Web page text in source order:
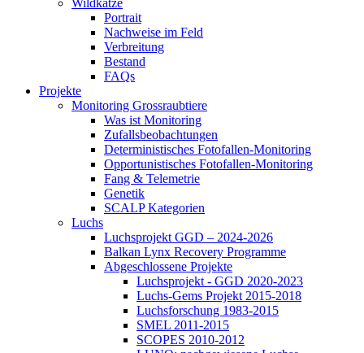
Wildkatze
Portrait
Nachweise im Feld
Verbreitung
Bestand
FAQs
Projekte
Monitoring Grossraubtiere
Was ist Monitoring
Zufallsbeobachtungen
Deterministisches Fotofallen-Monitoring
Opportunistisches Fotofallen-Monitoring
Fang & Telemetrie
Genetik
SCALP Kategorien
Luchs
Luchsprojekt GGD – 2024-2026
Balkan Lynx Recovery Programme
Abgeschlossene Projekte
Luchsprojekt - GGD 2020-2023
Luchs-Gems Projekt 2015-2018
Luchsforschung 1983-2015
SMEL 2011-2015
SCOPES 2010-2012